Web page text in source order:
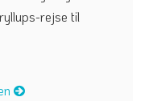
rejse til